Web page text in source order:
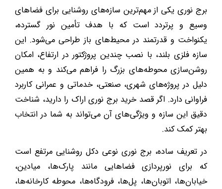
برج نوری یکی از مهم‌ترین سازه‌های روشنایی برای فضاهای
وسیع و پرتردد است که با هدف تأمین نور گسترده،
یکنواخت و قدرتمند در محیط‌های باز طراحی می‌شود. این
سازه فلزی بلند، با نصب چندین پروژکتور در ارتفاع، امکان
روشن‌سازی محوطه‌های بزرگ را فراهم می‌کند و به همین
دلیل در پروژه‌های شهری، صنعتی، خدماتی و عمرانی کاربرد
فراوانی دارد. اگر قصد خرید برج نوری اراک را دارید، شناخت
دقیق این سازه و ویژگی‌های آن می‌تواند به شما در انتخاب
بهتر کمک کند.
در تعریف ساده، برج نوری نوعی دکل روشنایی مرتفع است
که برای نورپردازی فضاهایی مانند پارک‌ها، میادین،
خیابان‌ها، اتوبان‌ها، پل‌ها، فرودگاه‌ها، محوطه کارخانه‌ها،